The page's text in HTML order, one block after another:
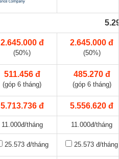
2.645.000 đ
(50%)
2.645.000 đ
(50%)
511.456 đ
(góp 6 tháng)
485.270 đ
(góp 6 tháng)
5.713.736 đ 5.556.620 đ
11.000đ/tháng 11.000đ/tháng
25.573 đ/tháng 25.573 đ/tháng